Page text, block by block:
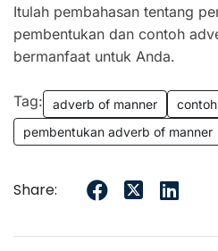
Itulah pembahasan tentang
pembentukan dan contoh
bermanfaat untuk Anda.
Tag: adverb of manner
pembentukan adverb of manner
Share: